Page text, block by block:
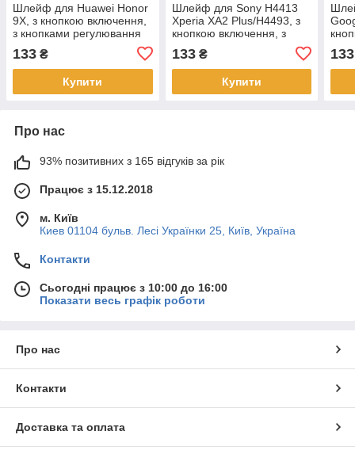
Шлейф для Huawei Honor
9X, з кнопкою включення,
з кнопками регулювання
133 ₴
Купити
Шлейф для Sony H4413
Xperia XA2 Plus/H4493, з
кнопкою включення, з
гучності, з кнопкою
133₴
Купити
133
Про нас
93% позитивних з 165 відгуків за рік
Працює з 15.12.2018
м. Київ
Киев 01104 бульв. Лесі Українки 25, Київ, Україна
Контакти
Сьогодні працює з 10:00 до 16:00
Показати весь графік роботи
Про нас
Контакти
Доставка та оплата